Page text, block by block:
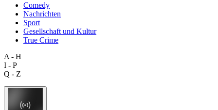
Comedy
Nachrichten
Sport
Gesellschaft und Kultur
True Crime
A - H
I - P
Q - Z